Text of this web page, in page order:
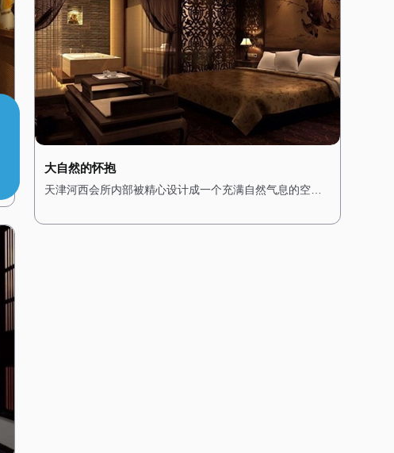
榻榻米，让人在享受桑拿的同时，也能感受到禅意的宁
静。水疗区域则配备了舒适的按摩床和私人浴缸，每个房
间都经过精心布置，搭配柔软的棉麻布艺，营造出一种温
馨而舒适的感觉。 在这里，每一次呼吸都是一种修行，每
一次放松都是一次心灵的洗礼。
大自然的怀抱
天津河西会所内部被精心设计成一个充满自然气息的空
嚣。 墙壁上挂着森林主题的画作，搭配柔和的灯光，营造